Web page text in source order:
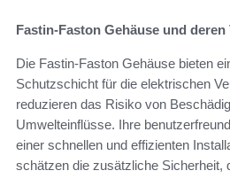
Fastin-Faston Gehäuse und deren
Die Fastin-Faston Gehäuse bieten
Schutzschicht für die elektrischen
reduzieren das Risiko von
Umwelteinflüsse. Ihre
einer schnellen und effizienten
schätzen die zusätzliche Sicherheit,